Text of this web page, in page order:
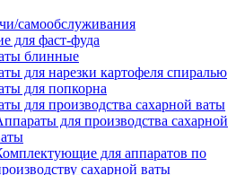
самообслуживания
для фаст-фуда
блинные
для нарезки картофеля спиралью
для попкорна
для производства сахарной ваты
для производства сахарной
для аппаратов по
сахарной ваты